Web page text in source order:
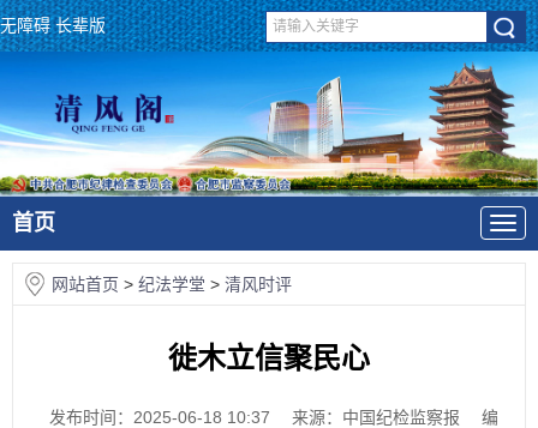
无障碍 长辈版
首页
网站首页 > 纪法学堂 > 清风时评
徙木立信聚民心
发布时间：2025-06-18 10:37 来源：中国纪检监察报
编